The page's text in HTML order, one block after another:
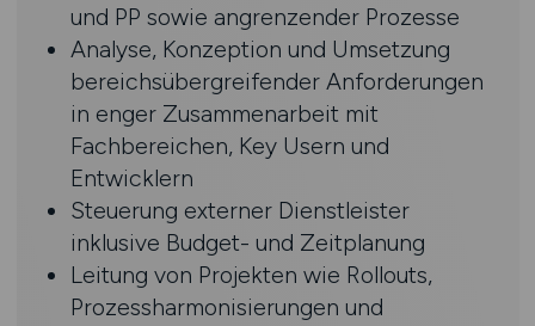
und PP sowie angrenzender Prozesse
Analyse, Konzeption und Umsetzung
bereichsübergreifender Anforderungen
in enger Zusammenarbeit mit
Fachbereichen, Key Usern und
Entwicklern
Steuerung externer Dienstleister
inklusive Budget- und Zeitplanung
Leitung von Projekten wie Rollouts,
Prozessharmonisierungen und